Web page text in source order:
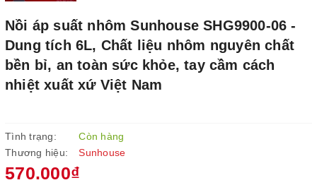
Nồi áp suất nhôm Sunhouse SHG9900-06 -
Dung tích 6L, Chất liệu nhôm nguyên chất
bền bỉ, an toàn sức khỏe, tay cầm cách
nhiệt xuất xứ Việt Nam
Tình trạng:
Còn hàng
Thương hiệu:
Sunhouse
570.000₫